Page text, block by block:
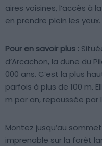
aires voisines, l’accès à
en prendre plein les yeux.
Pour en savoir plus :
d’Arcachon, la dune du
000 ans. C’est la plus
parfois à plus de 100 m.
m par an, repoussée
Montez jusqu’au
imprenable sur la forêt